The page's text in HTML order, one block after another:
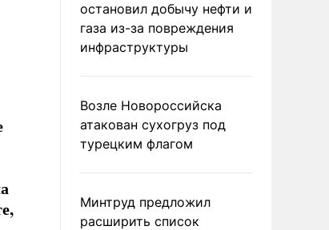
остановил добычу нефти и
газа из-за повреждения
инфраструктуры
Возле Новороссийска
атакован сухогруз под
турецким флагом
Минтруд предложил
расширить список